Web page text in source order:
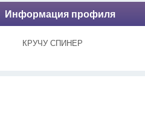
Информация профиля
КРУЧУ СПИНЕР